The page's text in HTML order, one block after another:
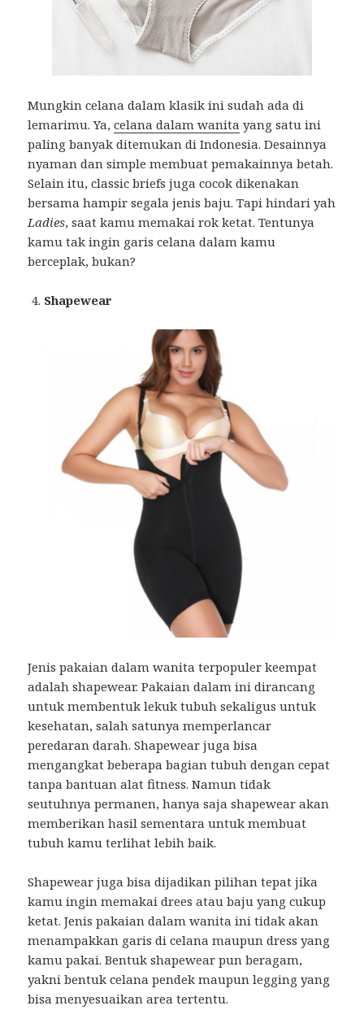
Mungkin celana dalam klasik ini sudah ada di
lemarimu. Ya,celana dalam wanita yang satu ini
paling banyak ditemukan di Indonesia. Desainnya
nyaman dan simple membuat pemakainnya betah.
Selain itu, classic briefs juga cocok dikenakan
bersama hampir segala jenis baju. Tapi hindari yah
Ladies, saat kamu memakai rok ketat. Tentunya
kamu tak ingin garis celana dalam kamu
berceplak, bukan?
Shapewear
Jenis pakaian dalam wanita terpopuler keempat
adalah shapewear. Pakaian dalam ini dirancang
untuk membentuk lekuk tubuh sekaligus untuk
kesehatan, salah satunya memperlancar
peredaran darah. Shapewear juga bisa
mengangkat beberapa bagian tubuh dengan cepat
tanpa bantuan alat fitness. Namun tidak
seutuhnya permanen, hanya saja shapewear akan
memberikan hasil sementara untuk membuat
tubuh kamu terlihat lebih baik.
Shapewear juga bisa dijadikan pilihan tepat jika
kamu ingin memakai drees atau baju yang cukup
ketat. Jenis pakaian dalam wanita ini tidak akan
menampakkan garis di celana maupun dress yang
kamu pakai. Bentuk shapewear pun beragam,
yakni bentuk celana pendek maupun legging yang
bisa menyesuaikan area tertentu.